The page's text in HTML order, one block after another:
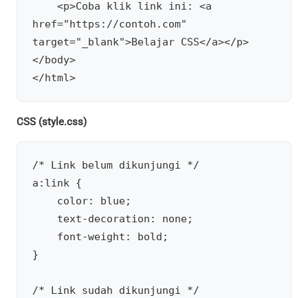
href="https://contoh.com"
target="_blank">Belajar CSS</a></p>
</body>
</html>
CSS (style.css)
/* Link belum dikunjungi */
a:link {
}
/* Link sudah dikunjungi */